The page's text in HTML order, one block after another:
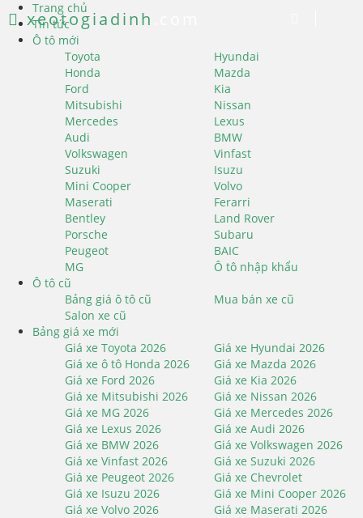
Trang chủ
Tin tức
Ô tô mới
Toyota
Hyundai
Honda
Mazda
Ford
Kia
Mitsubishi
Nissan
Mercedes
Lexus
Audi
BMW
Volkswagen
Vinfast
Suzuki
Isuzu
Mini Cooper
Volvo
Maserati
Ferarri
Bentley
Land Rover
Porsche
Subaru
Peugeot
BAIC
MG
Ô tô nhập khẩu
Ô tô cũ
Bảng giá ô tô cũ
Mua bán xe cũ
Salon xe cũ
Bảng giá xe mới
Giá xe Toyota 2026
Giá xe Hyundai 2026
Giá xe ô tô Honda 2026
Giá xe Mazda 2026
Giá xe Ford 2026
Giá xe Kia 2026
Giá xe Mitsubishi 2026
Giá xe Nissan 2026
Giá xe MG 2026
Giá xe Mercedes 2026
Giá xe Lexus 2026
Giá xe Audi 2026
Giá xe BMW 2026
Giá xe Volkswagen 2026
Giá xe Vinfast 2026
Giá xe Suzuki 2026
Giá xe Peugeot 2026
Giá xe Chevrolet
Giá xe Isuzu 2026
Giá xe Mini Cooper 2026
Giá xe Volvo 2026
Giá xe Maserati 2026
xeotogiadinh